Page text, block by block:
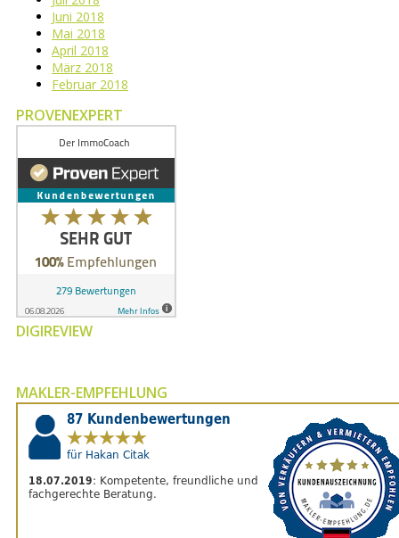
Juni 2018
Mai 2018
April 2018
März 2018
Februar 2018
PROVENEXPERT
DIGIREVIEW
MAKLER-EMPFEHLUNG